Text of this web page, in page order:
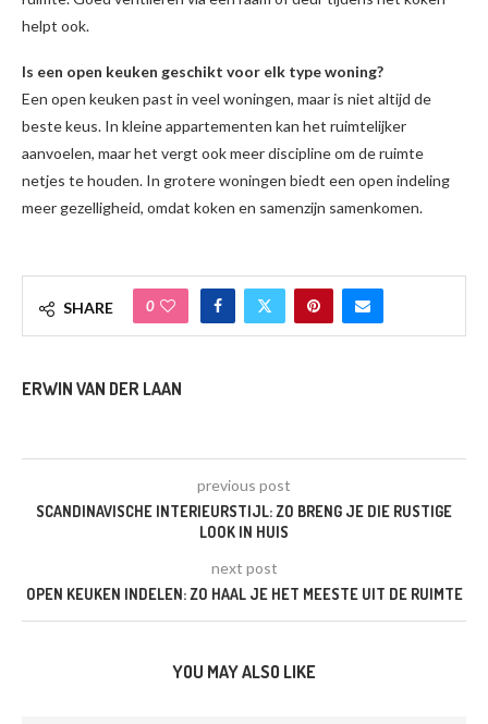
helpt ook.
Is een open keuken geschikt voor elk type woning?
Een open keuken past in veel woningen, maar is niet altijd de
beste keus. In kleine appartementen kan het ruimtelijker
aanvoelen, maar het vergt ook meer discipline om de ruimte
netjes te houden. In grotere woningen biedt een open indeling
meer gezelligheid, omdat koken en samenzijn samenkomen.
SHARE 0
ERWIN VAN DER LAAN
previous post
SCANDINAVISCHE INTERIEURSTIJL: ZO BRENG JE DIE RUSTIGE
LOOK IN HUIS
next post
OPEN KEUKEN INDELEN: ZO HAAL JE HET MEESTE UIT DE RUIMTE
YOU MAY ALSO LIKE